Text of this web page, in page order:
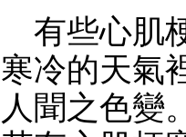
有些心肌
寒冷的天氣
人聞之色變